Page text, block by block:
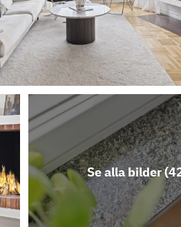
Se alla bilder (